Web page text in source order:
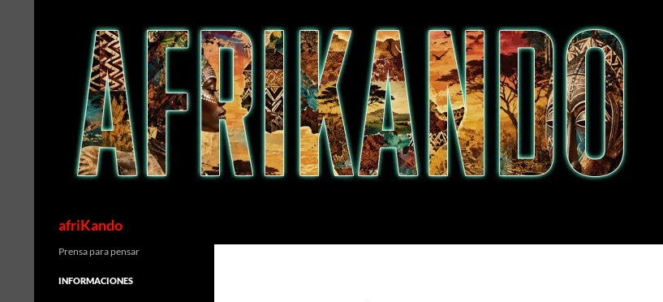
afriKando
Prensa para pensar
INFORMACIONES